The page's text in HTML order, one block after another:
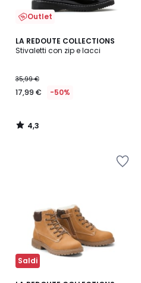
Outlet
LA REDOUTE COLLECTIONS
Stivaletti con zip e lacci
35,99 €
17,99 € -50%
4,3
/ 5
4,3
/
Saldi